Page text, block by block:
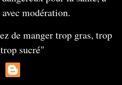
modération.
de manger trop gras, trop
sucré"